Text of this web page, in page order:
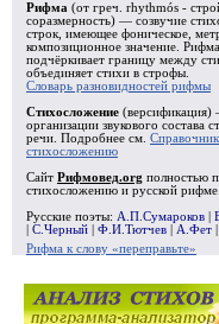
Рифма (от греч. rhythmós -
соразмерность) — созвучие
строк, имеющее фоническое,
композиционное значение. Рифма
подчёркивает границу между
объединяет стихи в строфы
Словарь разновидностей рифмы
Стихосложение (версификация)
организации звукового состава
речи. Подробнее см.
стихосложению
Сайт Рифмовед.org полностью
стихосложению и русской рифме.
Русские поэты: А.П.Сумароков
С.Черный Ф.И.Тютчев А.Фет
Рифма к слову «переправьте»